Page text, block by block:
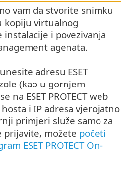
vam da stvorite snimku
kopiju virtualnog
instalacije i povezivanja
agenata.
adresu ESET
(kao u gornjem
na ESET PROTECT web
i IP adresa vjerojatno
primjeri služe samo za
prijavite, možete početi
ESET PROTECT On-